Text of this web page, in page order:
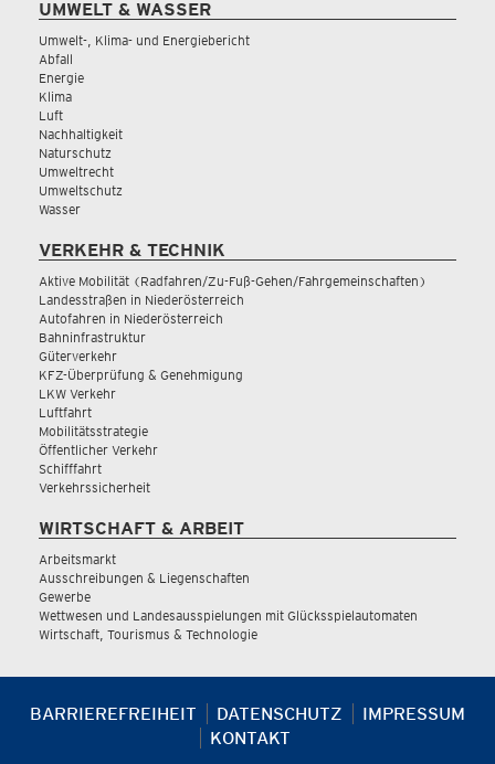
UMWELT & WASSER
Umwelt-, Klima- und Energiebericht
Abfall
Energie
Klima
Luft
Nachhaltigkeit
Naturschutz
Umweltrecht
Umweltschutz
Wasser
VERKEHR & TECHNIK
Aktive Mobilität (Radfahren/Zu-Fuß-Gehen/Fahrgemeinschaften)
Landesstraßen in Niederösterreich
Autofahren in Niederösterreich
Bahninfrastruktur
Güterverkehr
KFZ-Überprüfung & Genehmigung
LKW Verkehr
Luftfahrt
Mobilitätsstrategie
Öffentlicher Verkehr
Schifffahrt
Verkehrssicherheit
WIRTSCHAFT & ARBEIT
Arbeitsmarkt
Ausschreibungen & Liegenschaften
Gewerbe
Wettwesen und Landesausspielungen mit Glücksspielautomaten
Wirtschaft, Tourismus & Technologie
BARRIEREFREIHEIT DATENSCHUTZ
IMPRESSUM
KONTAKT